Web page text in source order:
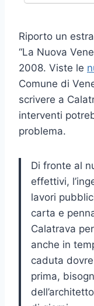
Riporto un
“La Nuova
2008. Viste le
Comune di
scrivere a
interventi
problema.
Di fronte al
effettivi,
lavori
carta e
Calatrava
anche in
caduta
prima,